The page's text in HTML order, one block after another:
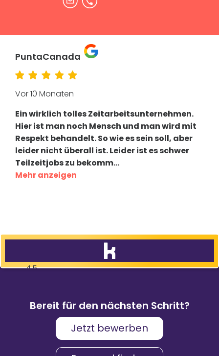
PuntaCanada
Vor 10 Monaten
Ein wirklich tolles Zeitarbeitsunternehmen.
Hier ist man noch Mensch und man wird mit
Respekt behandelt. So wie es sein soll, aber
leider nicht überall ist. Leider ist es schwer
Teilzeitjobs zu bekomm...
Mehr anzeigen
4,5
Bewertungen
Weiterempfehlungen
Karriere & Gehalt
4,2
Bereit für den nächsten Schritt?
Jetzt bewerben